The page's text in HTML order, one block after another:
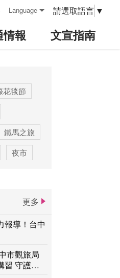
Language 請選取語言 ▼
情報 文宣指南
花毯節
鐵馬之旅
夜市
剧院
更多
報導！台中
市觀旅局
習 守護旅